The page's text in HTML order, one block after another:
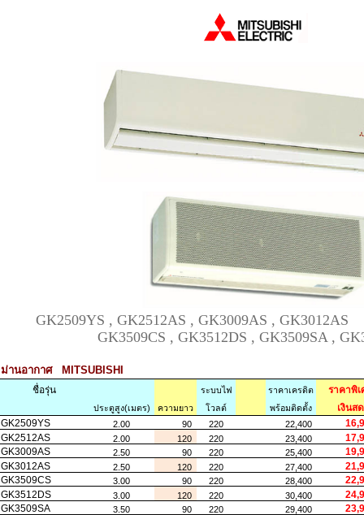
GK2509YS , GK2512AS ,
GK3509CS , GK3512DS , GK3509SA ,
ม่านอากาศ MITSUBISHI
ชื่อรุ่น ระบบไฟ ราคาเครดิต ราคาพิเ
ประตูสูง(เมตร) ความยาว โวลต์ พร้อมติดตั้ง
เงินสด
GK2509YS
2.00 90 220 22,400
GK2512AS
2.00 120 220 23,400
GK3009AS
2.50 90 220 25,400
GK3012AS
2.50 120 220 27,400
GK3509CS
3.00 90 220 28,400
GK3512DS
3.00 120 220 30,400
GK3509SA
3.50 90 220 29,400